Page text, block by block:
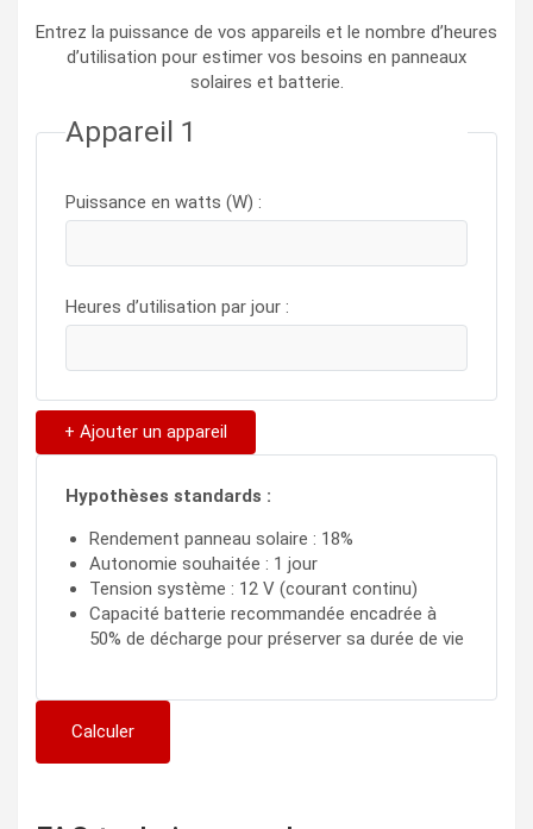
Entrez la puissance de vos appareils et le nombre d’heures
d’utilisation pour estimer vos besoins en panneaux
solaires et batterie.
Formulaire pour entrer les appareils avec puissance et temps
Appareil 1
Puissance en watts (W) :
Heures d’utilisation par jour :
+ Ajouter un appareil
Hypothèses standards :
Rendement panneau solaire : 18%
Autonomie souhaitée : 1 jour
Tension système : 12 V (courant continu)
Capacité batterie recommandée encadrée à
50% de décharge pour préserver sa durée de vie
Calculer